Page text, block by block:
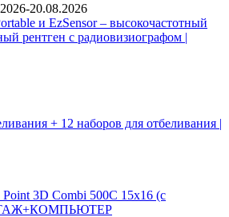
20.08.2026
и EzSensor – высокочастотный
рентген с радиовизиографом |
+ 12 наборов для отбеливания |
3D Combi 500C 15х16 (с